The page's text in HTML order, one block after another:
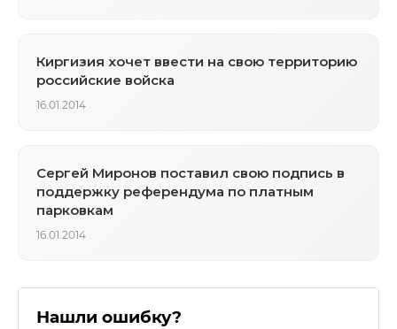
Киргизия хочет ввести на свою территорию
российские войска
16.01.2014
Сергей Миронов поставил свою подпись в
поддержку референдума по платным
парковкам
16.01.2014
Нашли ошибку?